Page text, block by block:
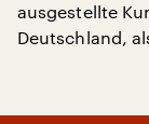
ausgestellte
Deutschland,